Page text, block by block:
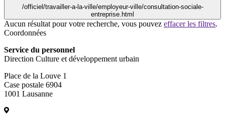
/officiel/travailler-a-la-ville/employeur-ville/consultation-sociale-
entreprise.html
Aucun résultat pour votre recherche, vous pouvez effacer les filtres.
Coordonnées
Service du personnel
Direction Culture et développement urbain
Place de la Louve 1
Case postale 6904
1001 Lausanne